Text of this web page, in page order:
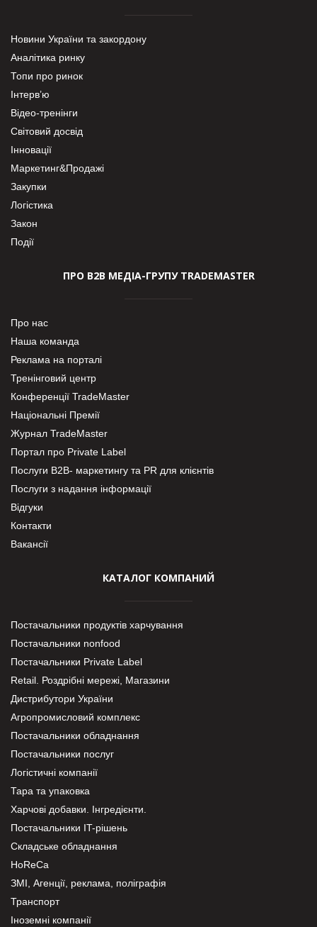
Новини України та закордону
Аналітика ринку
Топи про ринок
Інтерв’ю
Відео-тренінги
Світовий досвід
Інновації
Маркетинг&Продажі
Закупки
Логістика
Закон
Події
ПРО В2В МЕДІА-ГРУПУ TRADEMASTER
Про нас
Наша команда
Реклама на порталі
Тренінговий центр
Конференції TradeMaster
Національні Премії
Журнал TradeMaster
Портал про Private Label
Послуги В2В- маркетингу та PR для клієнтів
Послуги з надання інформації
Відгуки
Контакти
Вакансії
КАТАЛОГ КОМПАНИЙ
Постачальники продуктів харчування
Постачальники nonfood
Постачальники Private Label
Retail. Роздрібні мережі, Магазини
Дистрибутори України
Агропромисловий комплекс
Постачальники обладнання
Постачальники послуг
Логістичні компанії
Тара та упаковка
Харчові добавки. Інгредієнти.
Постачальники IT-рішень
Складське обладнання
HoReCa
ЗМІ, Агенції, реклама, поліграфія
Транспорт
Іноземні компанії